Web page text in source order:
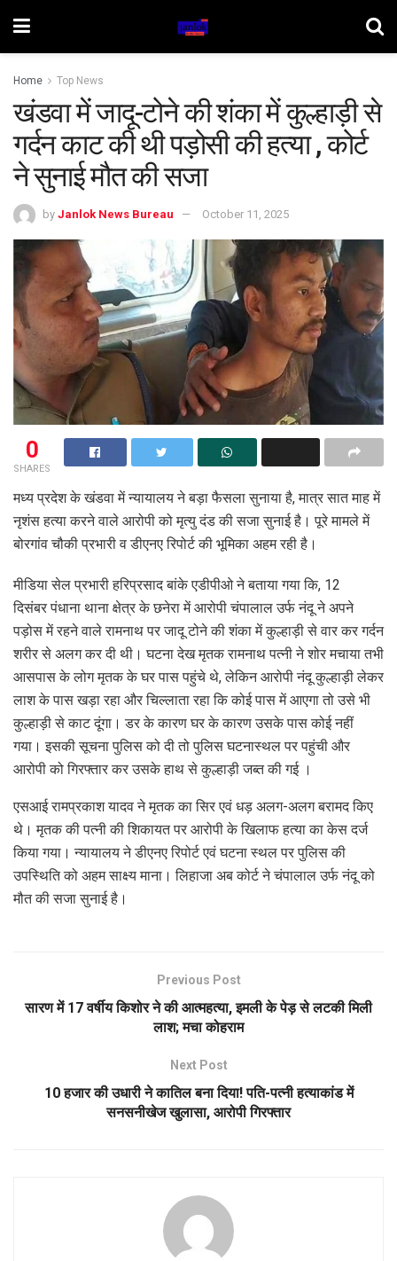
Home Top News
खंडवा में जादू-टोने की शंका में कुल्हाड़ी से
गर्दन काट की थी पड़ोसी की हत्या , कोर्ट
ने सुनाई मौत की सजा
by Janlok News Bureau October 11, 2025
0
SHARES
मध्य प्रदेश के खंडवा में न्यायालय ने बड़ा फैसला सुनाया है, मात्र सात माह में
नृशंस हत्या करने वाले आरोपी को मृत्यु दंड की सजा सुनाई है। पूरे मामले में
बोरगांव चौकी प्रभारी व डीएनए रिपोर्ट की भूमिका अहम रही है।
मीडिया सेल प्रभारी हरिप्रसाद बांके एडीपीओ ने बताया गया कि, 12
दिसंबर पंधाना थाना क्षेत्र के छनेरा में आरोपी चंपालाल उर्फ नंदू ने अपने
पड़ोस में रहने वाले रामनाथ पर जादू टोने की शंका में कुल्हाड़ी से वार कर गर्दन
शरीर से अलग कर दी थी। घटना देख मृतक रामनाथ पत्नी ने शोर मचाया तभी
आसपास के लोग मृतक के घर पास पहुंचे थे, लेकिन आरोपी नंदू कुल्हाड़ी लेकर
लाश के पास खड़ा रहा और चिल्लाता रहा कि कोई पास में आएगा तो उसे भी
कुल्हाड़ी से काट दूंगा। डर के कारण घर के कारण उसके पास कोई नहीं
गया। इसकी सूचना पुलिस को दी तो पुलिस घटनास्थल पर पहुंची और
आरोपी को गिरफ्तार कर उसके हाथ से कुल्हाड़ी जब्त की गई ।
एसआई रामप्रकाश यादव ने मृतक का सिर एवं धड़ अलग-अलग बरामद किए
थे। मृतक की पत्नी की शिकायत पर आरोपी के खिलाफ हत्या का केस दर्ज
किया गया। न्यायालय ने डीएनए रिपोर्ट एवं घटना स्थल पर पुलिस की
उपस्थिति को अहम साक्ष्य माना। लिहाजा अब कोर्ट ने चंपालाल उर्फ नंदू को
मौत की सजा सुनाई है।
Previous Post
सारण में 17 वर्षीय किशोर ने की आत्महत्या, इमली के पेड़ से लटकी मिली
लाश; मचा कोहराम
Next Post
10 हजार की उधारी ने कातिल बना दिया! पति-पत्नी हत्याकांड में
सनसनीखेज खुलासा, आरोपी गिरफ्तार